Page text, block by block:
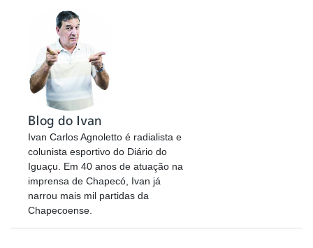
Blog do Ivan
Ivan Carlos Agnoletto é radialista e
colunista esportivo do Diário do
Iguaçu. Em 40 anos de atuação na
imprensa de Chapecó, Ivan já
narrou mais mil partidas da
Chapecoense.